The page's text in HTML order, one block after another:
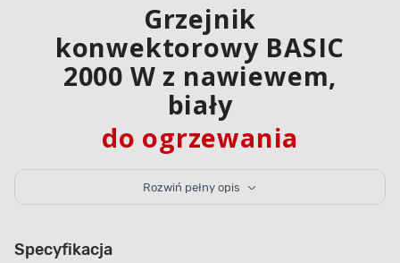
Grzejnik
konwektorowy BASIC
2000 W z nawiewem,
biały
do ogrzewania
pomieszczeń
zapewni ciepło w domu, w pomieszczeniu biurowym
Rozwiń pełny opis
Specyfikacja